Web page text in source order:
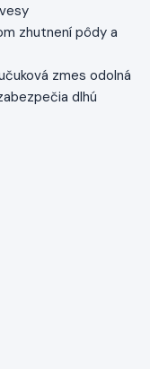
zhutnení pôdy a
zmes odolná
dlhú